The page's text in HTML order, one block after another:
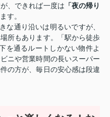
、できれば一度は 「夜の帰り
す。
な通り沿いは明るいですが、
所もあります。「駅から徒歩
を通るルートしかない物件よ
ニや営業時間の長いスーパー
の方が、毎日の安心感は段違